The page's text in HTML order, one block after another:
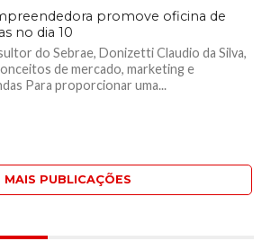
promove oficina de
no dia 10
do Sebrae, Donizetti Claudio da Silva,
de mercado, marketing e
Para proporcionar uma...
MAIS PUBLICAÇÕES